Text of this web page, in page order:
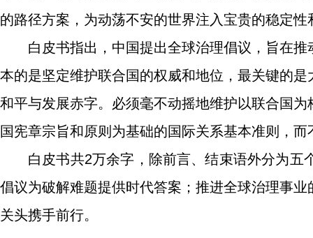
的路径方案，为动荡不安的世界注入宝贵的稳定性
白皮书指出，中国提出全球治理倡议，旨在
本的是坚定维护联合国的权威和地位，最关键的
和平与发展赤字。必须毫不动摇地维护以联合国
国宪章宗旨和原则为基础的国际关系基本准则，而
白皮书共2万余字，除前言、结束语外分为
倡议为破解难题提供时代答案；推进全球治理事
关头携手前行。